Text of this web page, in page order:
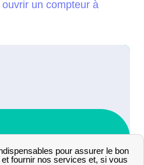
ouvrir un compteur à